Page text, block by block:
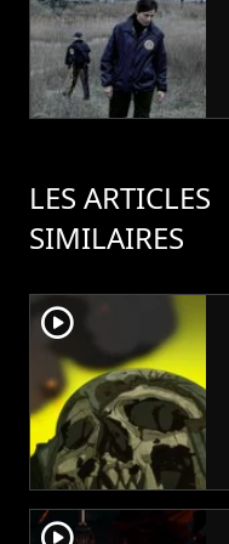
LES ARTICLES
SIMILAIRES
player2